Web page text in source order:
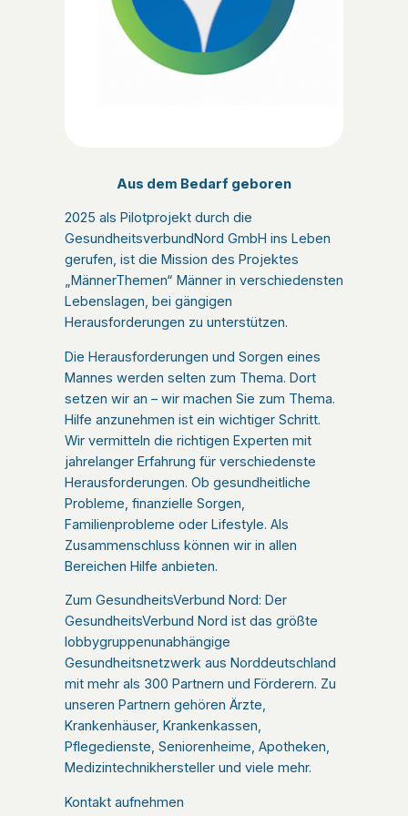
Aus dem Bedarf geboren
2025 als Pilotprojekt durch die
GesundheitsverbundNord GmbH ins Leben
gerufen, ist die Mission des Projektes
„MännerThemen“ Männer in verschiedensten
Lebenslagen, bei gängigen
Herausforderungen zu unterstützen.
Die Herausforderungen und Sorgen eines
Mannes werden selten zum Thema. Dort
setzen wir an – wir machen Sie zum Thema.
Hilfe anzunehmen ist ein wichtiger Schritt.
Wir vermitteln die richtigen Experten mit
jahrelanger Erfahrung für verschiedenste
Herausforderungen. Ob gesundheitliche
Probleme, finanzielle Sorgen,
Familienprobleme oder Lifestyle. Als
Zusammenschluss können wir in allen
Bereichen Hilfe anbieten.
Zum GesundheitsVerbund Nord: Der
GesundheitsVerbund Nord ist das größte
lobbygruppenunabhängige
Gesundheitsnetzwerk aus Norddeutschland
mit mehr als 300 Partnern und Förderern. Zu
unseren Partnern gehören Ärzte,
Krankenhäuser, Krankenkassen,
Pflegedienste, Seniorenheime, Apotheken,
Medizintechnikhersteller und viele mehr.
Kontakt aufnehmen